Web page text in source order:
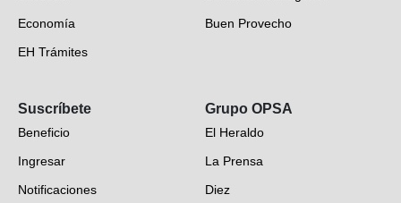
Economía
EH Trámites
EH Verifica
Fotogalerías
Deportes
Videos
Buen Provecho
Suscríbete
Beneficio
Ingresar
Notificaciones
Grupo OPSA
El Heraldo
La Prensa
Diez